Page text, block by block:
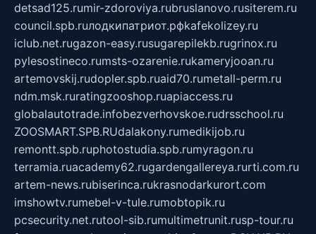
detsad125.rumir-zdoroviya.rubruslanovo.rusiterem.ru
council.spb.ruлодкипатриот.рфkafekolizey.ru
iclub.net.rugazon-easy.rusugarepilekb.rugrinox.ru
pylesostineco.rumsts-ozarenie.rukameryjooan.ru
artemovskij.rudopler.spb.ruaid70.rumetall-perm.ru
ndm.msk.ruratingzooshop.ruapiaccess.ru
globalautotrade.infobezverhovskoe.rudrsschool.ru
ZOOSMART.SPB.RUdalakony.rumedikijob.ru
remontt.spb.ruphotostudia.spb.rumyragon.ru
terramia.ruacademy62.rugardengallereya.rurti.com.ru
artem-news.rubiserinca.rukrasnodarkurort.com
imshowtv.rumebel-v-tule.rumobtopik.ru
pcsecurity.net.rutool-sib.rumultimetrunit.rusp-tour.ru